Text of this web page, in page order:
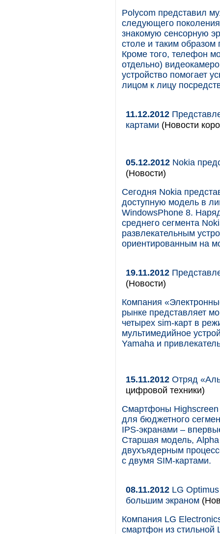
Polycom представил
следующего
знакомую сенсорную
столе и таким
Кроме того, телефон
отдельно)
устройство помогает
лицом к лицу
11.12.2012
картами (Новости
05.12.2012 Nokia
(Новости)
Сегодня Nokia
доступную модель в
WindowsPhone 8.
среднего сегмента
развлекательным
ориентированным на
19.11.2012
(Новости)
Компания
рынке представляет
четырех sim-карт в
мультимедийное
Yamaha и
15.11.2012 Отряд
цифровой техники)
Смартфоны Highscreen
для бюджетного
IPS-экранами –
Старшая модель,
двухъядерным
с двумя SIM-картами.
08.11.2012 LG
большим экраном
Компания LG
смартфон из стильной